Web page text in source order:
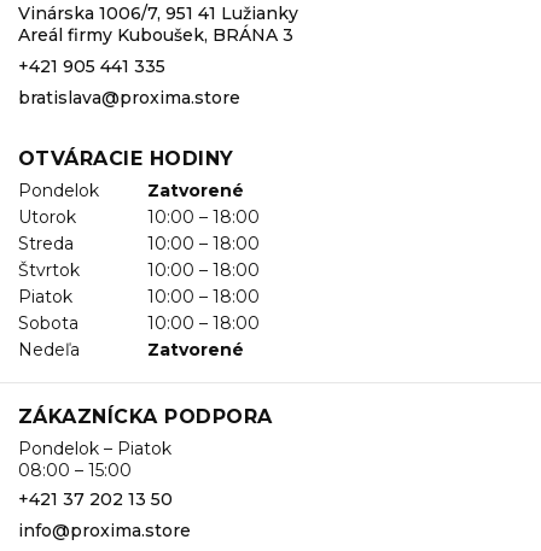
Vinárska 1006/7, 951 41 Lužianky
Areál firmy Kuboušek, BRÁNA 3
+421 905 441 335
bratislava@proxima.store
OTVÁRACIE HODINY
Pondelok
Zatvorené
Utorok
10:00 – 18:00
Streda
10:00 – 18:00
Štvrtok
10:00 – 18:00
Piatok
10:00 – 18:00
Sobota
10:00 – 18:00
Nedeľa
Zatvorené
ZÁKAZNÍCKA PODPORA
Pondelok – Piatok
08:00 – 15:00
+421 37 202 13 50
info@proxima.store